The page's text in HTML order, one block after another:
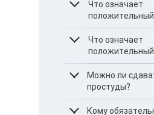
Что означает
положительный
Наличие IgM
свидетельствует
недавнем
или остром
краснухи.
Что означает
положительный
Это признак
сформированного
иммунитета – вы
переболели или
Можно ли
простуды?
Желательно
Кому